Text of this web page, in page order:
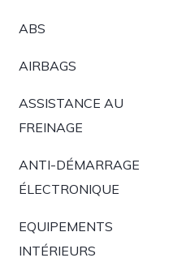
ABS
AIRBAGS
ASSISTANCE AU
FREINAGE
ANTI-DÉMARRAGE
ÉLECTRONIQUE
EQUIPEMENTS
INTÉRIEURS